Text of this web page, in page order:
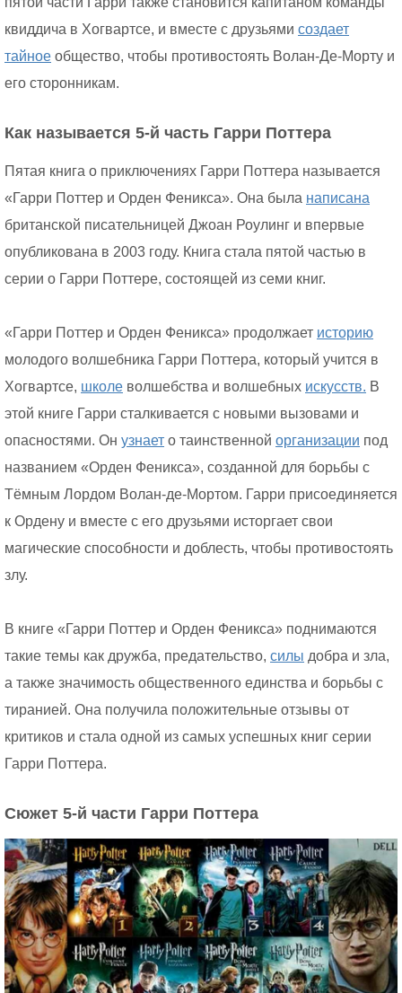
квиддича в Хогвартсе, и вместе с друзьями создает
тайное общество, чтобы противостоять Волан-Де-Морту и
его сторонникам.
Как называется 5-й часть Гарри Поттера
Пятая книга о приключениях Гарри Поттера называется
«Гарри Поттер и Орден Феникса». Она была написана
британской писательницей Джоан Роулинг и впервые
опубликована в 2003 году. Книга стала пятой частью в
серии о Гарри Поттере, состоящей из семи книг.
«Гарри Поттер и Орден Феникса» продолжает историю
молодого волшебника Гарри Поттера, который учится в
Хогвартсе, школе волшебства и волшебных искусств. В
этой книге Гарри сталкивается с новыми вызовами и
опасностями. Он узнает о таинственной организации под
названием «Орден Феникса», созданной для борьбы с
Тёмным Лордом Волан-де-Мортом. Гарри присоединяется
к Ордену и вместе с его друзьями исторгает свои
магические способности и доблесть, чтобы противостоять
злу.
В книге «Гарри Поттер и Орден Феникса» поднимаются
такие темы как дружба, предательство, силы добра и зла,
а также значимость общественного единства и борьбы с
тиранией. Она получила положительные отзывы от
критиков и стала одной из самых успешных книг серии
Гарри Поттера.
Сюжет 5-й части Гарри Поттера